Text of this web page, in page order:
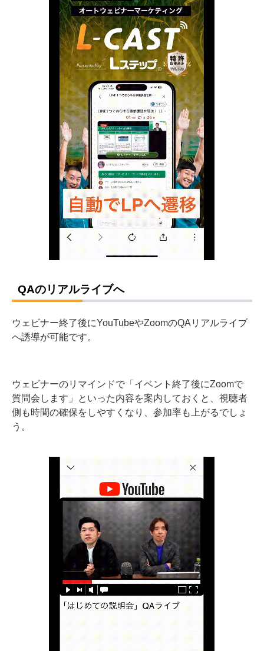
QAのリアルライブへ
ウェビナー終了後にYouTubeやZoomのQAリアルライブ
へ誘導が可能です。
ウェビナーのリマインドで「イベント終了後にZoomで
質問会します」といった内容を案内しておくと、視聴者
側も時間の確保をしやすくなり、参加率も上がるでしょ
う。